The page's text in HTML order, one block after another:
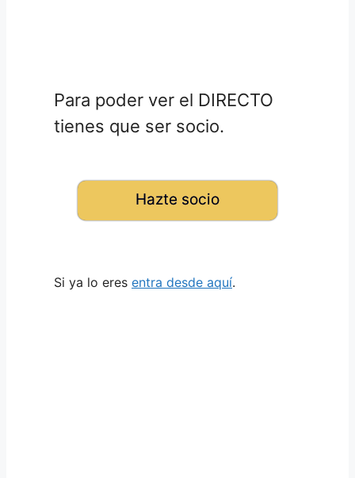
Para poder ver el DIRECTO
tienes que ser socio.
Hazte socio
Si ya lo eres entra desde aquí.